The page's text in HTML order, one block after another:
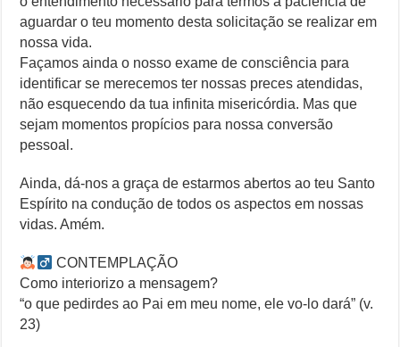
aguardar o teu momento desta solicitação se realizar em
nossa vida.
Façamos ainda o nosso exame de consciência para
identificar se merecemos ter nossas preces atendidas,
não esquecendo da tua infinita misericórdia. Mas que
sejam momentos propícios para nossa conversão
pessoal.
Ainda, dá-nos a graça de estarmos abertos ao teu Santo
Espírito na condução de todos os aspectos em nossas
vidas. Amém.
CONTEMPLAÇÃO
Como interiorizo a mensagem?
“o que pedirdes ao Pai em meu nome, ele vo-lo dará” (v.
23)